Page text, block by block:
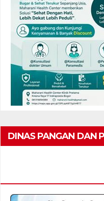
DINAS PANGAN DAN